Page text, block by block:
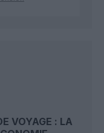
VOYAGE : LA